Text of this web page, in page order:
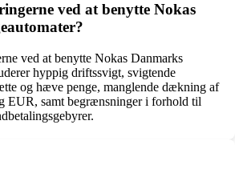
ved at benytte Nokas
ved at benytte Nokas Danmarks
hyppig driftssvigt, svigtende
og hæve penge, manglende dækning af
EUR, samt begrænsninger i forhold til